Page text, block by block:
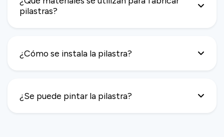
pilastras?
¿Cómo se instala la pilastra?
¿Se puede pintar la pilastra?